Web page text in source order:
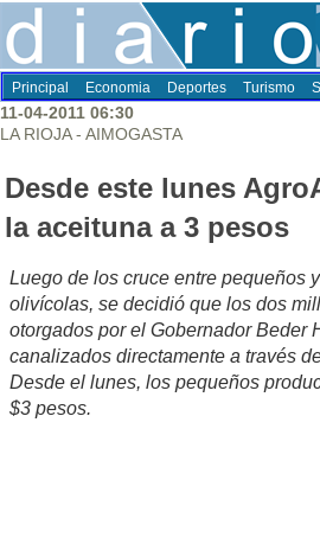
Principal Economia Deportes Turismo
11-04-2011 06:30
LA RIOJA - AIMOGASTA
Desde este lunes
la aceituna a 3 pesos
Luego de los cruce entre pequeños
olivícolas, se decidió que los dos
otorgados por el Gobernador Beder
canalizados directamente a través
Desde el lunes, los pequeños
$3 pesos.